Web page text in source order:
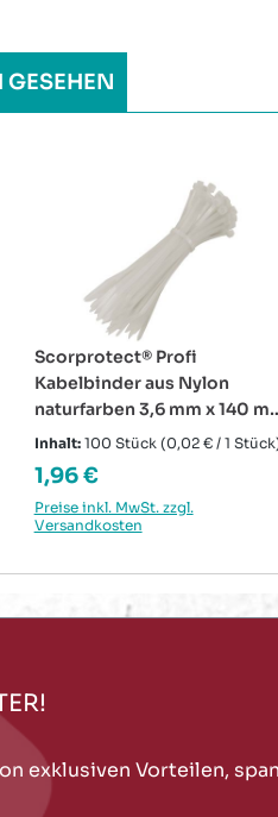
Scorprotect® Profi
Kabelbinder aus Nylon
naturfarben 3,6 mm x 140
Beutel mit 100 Stück
Inhalt: 100 Stück (0,02 € / 1
Regulärer Preis:
1,96 €
Preise inkl. MwSt. zzgl.
Versandkosten
exklusiven Vorteilen,